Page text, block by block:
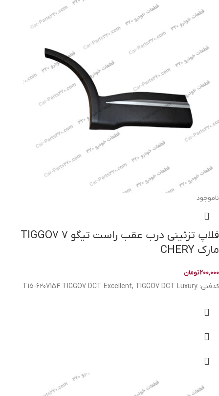
ناموجود
فلاپ تزئینی درب عقب راست تیگو ۷ TIGGO7
مارک CHERY
200,000تومان
کدفنی: T15-6207154 TIGGO7 DCT Excellent, TIGGO7 DCT Luxury